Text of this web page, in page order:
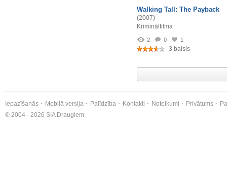
Walking Tall: The Payback
(2007)
Kriminālfilma
2 0 1
3 balsis
Iepazīšanās Mobilā versija Palīdzība Kontakti Noteikumi Privātums
© 2004 - 2026 SIA Draugiem